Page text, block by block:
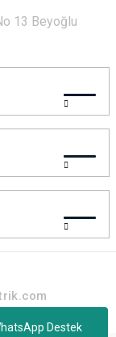
Destek
13 Beyoğlu